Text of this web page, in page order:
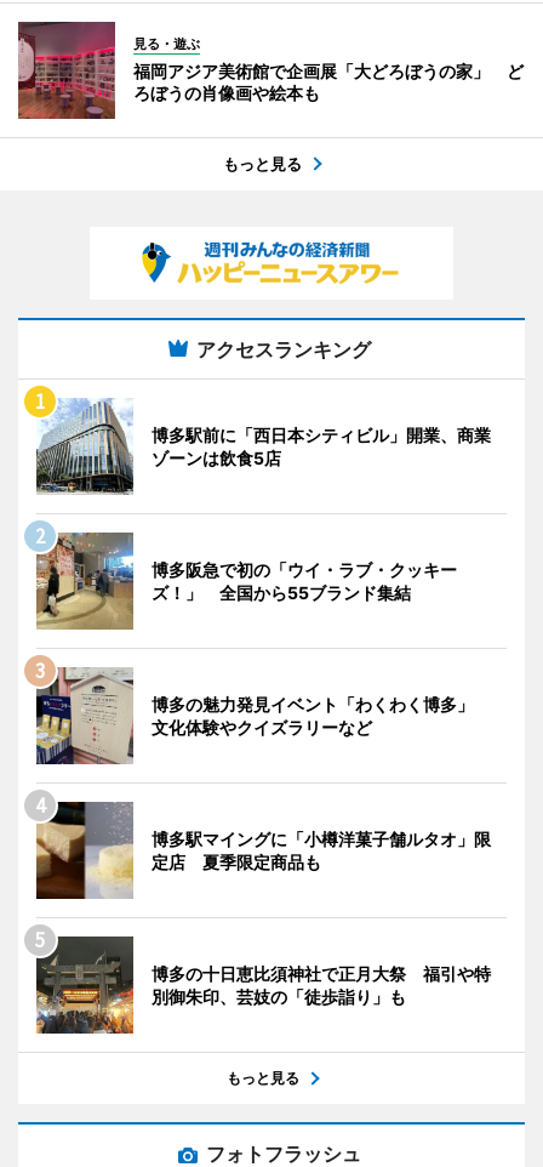
見る・遊ぶ
福岡アジア美術館で企画展「大どろぼうの家」 ど
ろぼうの肖像画や絵本も
もっと見る
アクセスランキング
博多駅前に「西日本シティビル」開業、商業
ゾーンは飲食5店
博多阪急で初の「ウイ・ラブ・クッキー
ズ！」 全国から55ブランド集結
博多の魅力発見イベント「わくわく博多」
文化体験やクイズラリーなど
博多駅マイングに「小樽洋菓子舗ルタオ」限
定店 夏季限定商品も
博多の十日恵比須神社で正月大祭 福引や特
別御朱印、芸妓の「徒歩詣り」も
もっと見る
フォトフラッシュ